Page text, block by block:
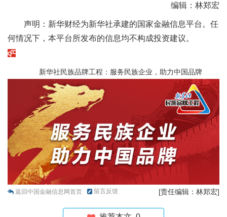
编辑：林郑宏
声明：新华财经为新华社承建的国家金融信息平台。任
何情况下，本平台所发布的信息均不构成投资建议。
新华社民族品牌工程：服务民族企业，助力中国品牌
返回中国金融信息网首页 留言反馈 [责任编辑：林郑宏]